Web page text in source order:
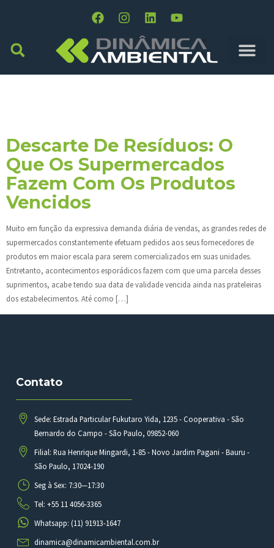
Descarte De Resíduos: O
Que Os Supermercados
Fazem Com Os Produtos
Vencidos
Muito em função da expressiva demanda diária de vendas, as grandes redes de
supermercados constantemente efetuam pedidos aos seus fornecedores de
produtos em maior escala para serem comercializados em suas unidades.
Entretanto, acontecimentos esporádicos fazem com que uma parcela desses
suprimentos, acabe tendo sua data de validade vencida ainda nas prateleiras
dos estabelecimentos. Até como […]
Contato
Sede: Estrada Particular Fukutaro Yida, 1235 - Cooperativa - São
Bernardo do Campo - São Paulo, 09852-060
Filial: Rua Henrique Mingardi, 1-85 - Novo Jardim Pagani - Bauru -
São Paulo, 17024-190
Seg à Sex: 7:30—17:30
Tel: +55 11 4056-3365
Whatsapp: (11) 91913-1647
dinamica@dinamicambiental.com.br